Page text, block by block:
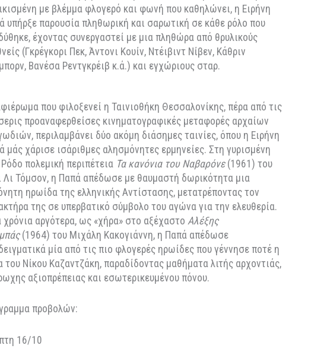
Βραβευμένη το 2009 με τιμητικό Χρυσό Λέοντα στο Φεστιβάλ της
Βενετίας για τη συνολική προσφορά της στην τέχνη του
κινηματογράφου, η Ειρήνη Παπά άνοιξε από πολύ νωρίς τα φτερά της
πέρα από τα ελληνικά σύνορα, καθώς έγινε σταρ πρώτου μεγέθους
Προικισμένη με βλέμμα φλογερό και φωνή που καθηλώνει, η Ειρήνη
Παπά υπήρξε παρουσία πληθωρική και σαρωτική σε κάθε ρόλο που
υποδύθηκε, έχοντας συνεργαστεί με μια πληθώρα από θρυλικούς
διεθνείς (Γκρέγκορι Πεκ, Άντονι Κουίν, Ντέιβιντ Νίβεν, Κάθριν
Χέπμπορν, Βανέσα Ρεντγκρέιβ κ.ά.) και εγχώριους σταρ.
Το αφιέρωμα που φιλοξενεί η Ταινιοθήκη Θεσσαλονίκης, πέρα από τις
τέσσερις προαναφερθείσες κινηματογραφικές μεταφορές αρχαίων
τραγωδιών, περιλαμβάνει δύο ακόμη διάσημες ταινίες, όπου η Ειρήνη
Παπά μάς χάρισε ισάριθμες αλησμόνητες ερμηνείες. Στη γυρισμένη
στη Ρόδο πολεμική περιπέτειαΤα κανόνια του Ναβαρόνε
ακλόνητη ηρωίδα της ελληνικής Αντίστασης, μετατρέποντας τον
Τρία χρόνια αργότερα, ως «χήρα» στο αξέχαστο